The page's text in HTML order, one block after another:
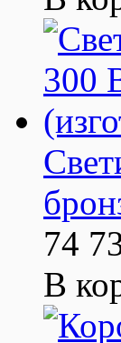
74
В